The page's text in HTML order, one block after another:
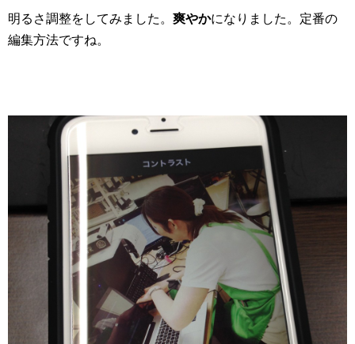
明るさ調整をしてみました。 爽やかになりました。定番の
編集方法ですね。